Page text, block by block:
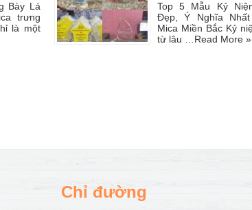
Bày Lá
trưng
là một
Top 5 Mẫu Kỷ
Đẹp, Ý Nghĩa
Mica Miền Bắc Kỷ
từ lâu … Read More »
Chỉ đường